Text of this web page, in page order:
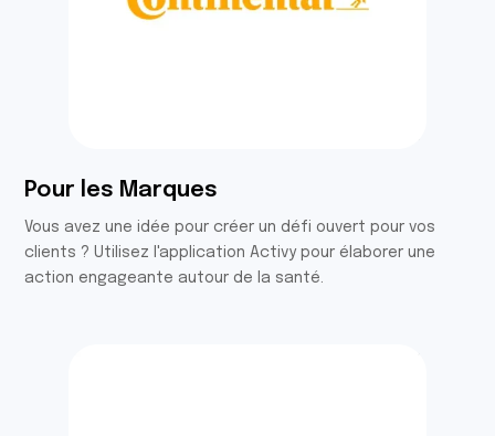
Pour les Marques
Vous avez une idée pour créer un défi ouvert pour vos
clients ? Utilisez l'application Activy pour élaborer une
action engageante autour de la santé.